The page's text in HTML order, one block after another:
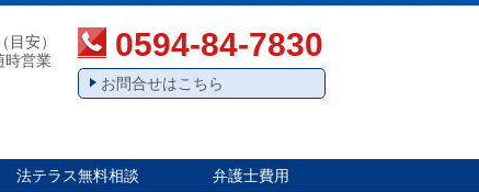
目安）
時営業
0594-84-7830
お問合せはこちら
法テラス無料相談 弁護士費用